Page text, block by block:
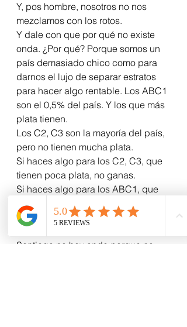
Y, pos hombre, nosotros no nos
mezclamos con los rotos.
Y dale con que por qué no existe
onda. ¿Por qué? Porque somos un
país demasiado chico como para
darnos el lujo de separar estratos
para hacer algo rentable. Los ABC1
son el 0,5% del país. Y los que más
plata tienen.
Los C2, C3 son la mayoría del país,
pero no tienen mucha plata.
Si haces algo para los C2, C3, que
tienen poca plata, no ganas.
Si haces algo para los ABC1, que
son re pocos, va poca gente.
Osea… valga el análisis
Santiago no hay onda porque no